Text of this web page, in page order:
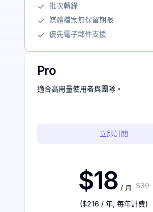
批次轉錄
媒體檔案無保留期限
優先電子郵件支援
Pro
適合高用量使用者與團隊。
立即訂閱
$18 / 月 $30
($216 / 年, 每年計費)